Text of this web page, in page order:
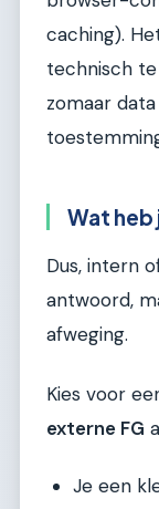
caching).
technisch
zomaar
Wat heb
Dus, intern
antwoord,
afweging.
Kies voor
externe FG
Je een